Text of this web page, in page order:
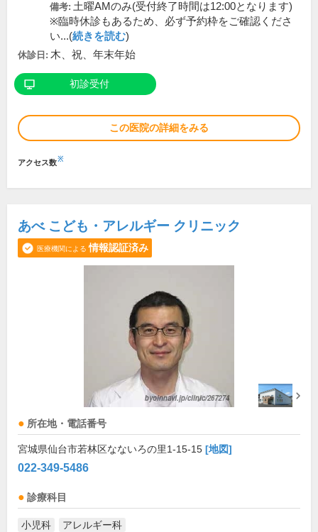
備考: 土曜AMのみ(受付終了時間は12:00となります)
※臨時休診もあるため、必ず予約枠をご確認くださ
い...(続きを読む)
休診日: 木、祝、年末年始
初診受付
この医院の詳細をみる
アクセス数※
あべ こども・アレルギー クリニック
医療機関による 情報認証済み
所在地・電話番号
宮城県仙台市若林区なないろの里1-15-15 [地図]
022-349-5486
診療科目
小児科 アレルギー科